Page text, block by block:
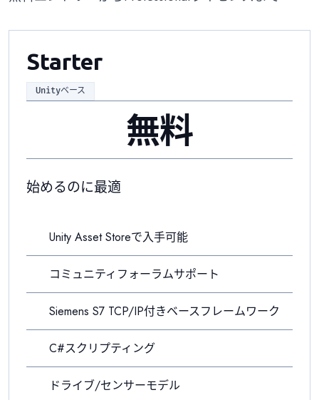
Starter
Unityベース
無料
始めるのに最適
Unity Asset Storeで入手可能
コミュニティフォーラムサポート
Siemens S7 TCP/IP付きベースフレームワーク
C#スクリプティング
ドライブ/センサーモデル